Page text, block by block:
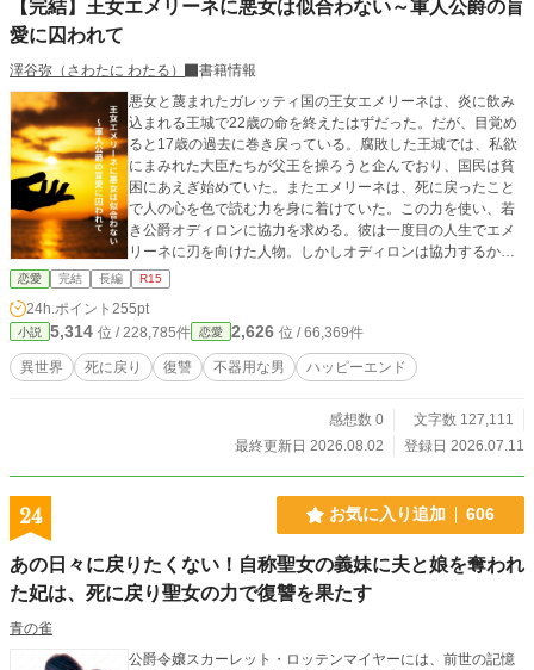
【完結】王女エメリーネに悪女は似合わない～軍人公爵の盲
愛に囚われて
澤谷弥（さわたに わたる）
書籍情報
悪女と蔑まれたガレッティ国の王女エメリーネは、炎に飲み
込まれる王城で22歳の命を終えたはずだった。だが、目覚め
ると17歳の過去に巻き戻っている。腐敗した王城では、私欲
にまみれた大臣たちが父王を操ろうと企んでおり、国民は貧
困にあえぎ始めていた。またエメリーネは、死に戻ったこと
で人の心を色で読む力を身に着けていた。この力を使い、若
き公爵オディロンに協力を求める。彼は一度目の人生でエメ
リーネに刃を向けた人物。しかしオディロンは協力するかわ
りに、意外な条件をつきつけた。「俺と結婚し、俺の子を産
め」――これは自らを犠牲にしながらも国を守ろうとした王
女と、そんな彼女を愛した男のラブロマンス。 ※他サイトか
らの転載。 ※表紙デザインはCanvaを利用しています。
恋愛 完結 長編 R15
24h.ポイント 255pt
小説 5,314 位 / 228,785件 恋愛 2,626 位 / 66,369件
異世界 死に戻り 復讐 不器用な男 ハッピーエンド
感想数 0
文字数 127,111
最終更新日 2026.08.02
登録日 2026.07.11
24 お気に入り追加 606
あの日々に戻りたくない！自称聖女の義妹に夫と娘を奪われ
た妃は、死に戻り聖女の力で復讐を果たす
青の雀
公爵令嬢スカーレット・ロッテンマイヤーには、前世の記憶